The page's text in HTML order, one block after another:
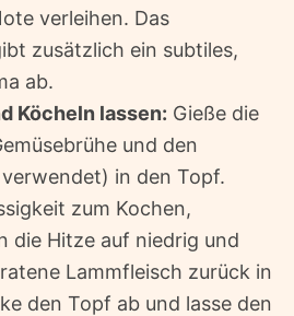
verleihen. Das
zusätzlich ein subtiles,
ab.
Köcheln lassen: Gieße die
und den
in den Topf.
zum Kochen,
die Hitze auf niedrig und
Lammfleisch zurück in
den Topf ab und lasse den